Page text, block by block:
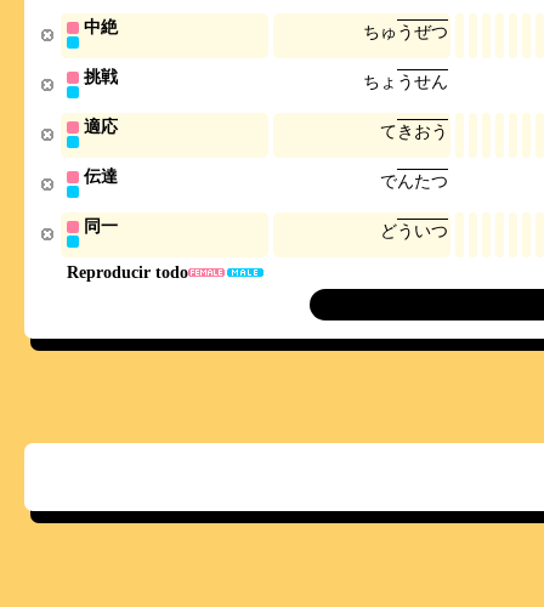
Reproducir todo
中絶 ちゅ うぜつ
挑戦 ち ょ うせん
適応 てき おう
伝達 でんたつ
同一 どう いつ